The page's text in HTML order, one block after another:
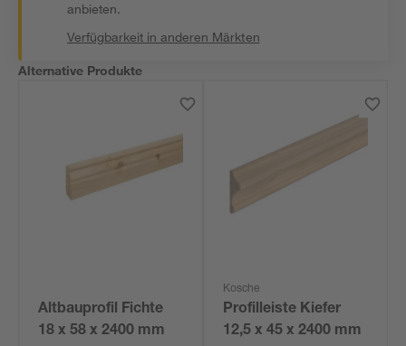
anbieten.
Verfügbarkeit in anderen Märkten
Alternative Produkte
Altbauprofil Fichte
18 x 58 x 2400 mm
Kosche
Profilleiste Kiefer
12,5 x 45 x 2400 mm